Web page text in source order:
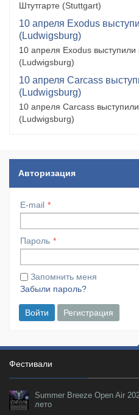
Штутгарте (Stuttgart)
10 апреля Exodus
(Ludwigsburg)
10 апреля Exodus
(Ludwigsburg)
10 апреля Carcass
(Ludwigsburg)
10 апреля Carcass
(Ludwigsburg)
Авторизация
E-mail
Пароль
Запомнить меня
Забыли пароль?
Войти Регистрация
Фестивали
Summer Breeze Open Air
лето